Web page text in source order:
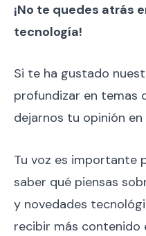
¡No te quedes atrás
tecnología!
Si te ha gustado
profundizar en temas
dejarnos tu opinión
Tu voz es importante
saber qué piensas
y novedades
recibir más contenido